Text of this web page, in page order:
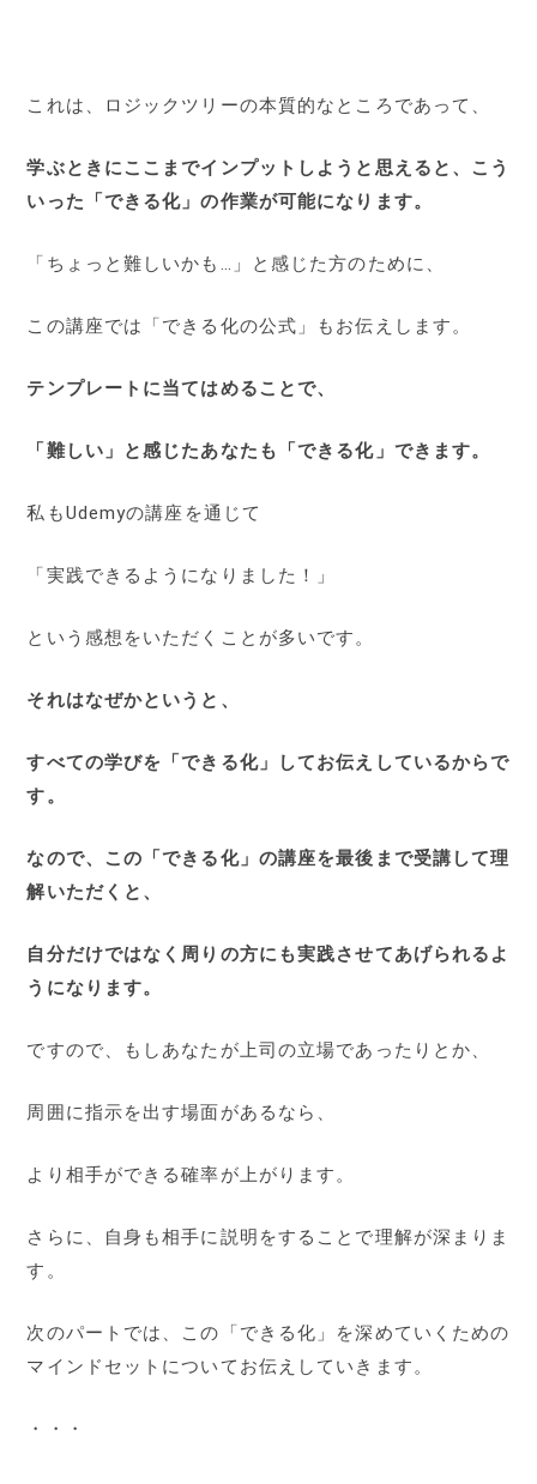
これは、ロジックツリーの本質的なところであって、
学ぶときにここまでインプットしようと思えると、こう
いった「できる化」の作業が可能になります。
「ちょっと難しいかも…」と感じた方のために、
この講座では「できる化の公式」もお伝えします。
テンプレートに当てはめることで、
「難しい」と感じたあなたも「できる化」できます。
私もUdemyの講座を通じて
「実践できるようになりました！」
という感想をいただくことが多いです。
それはなぜかというと、
すべての学びを「できる化」してお伝えしているからで
す。
なので、この「できる化」の講座を最後まで受講して理
解いただくと、
自分だけではなく周りの方にも実践させてあげられるよ
うになります。
ですので、もしあなたが上司の立場であったりとか、
周囲に指示を出す場面があるなら、
より相手ができる確率が上がります。
さらに、自身も相手に説明をすることで理解が深まりま
す。
次のパートでは、この「できる化」を深めていくための
マインドセットについてお伝えしていきます。
・・・